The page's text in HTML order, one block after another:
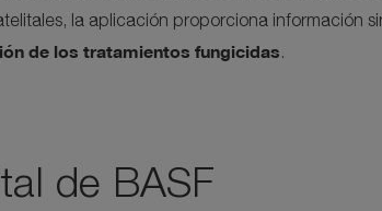
la aplicación proporciona información
de los tratamientos fungicidas.
de BASF